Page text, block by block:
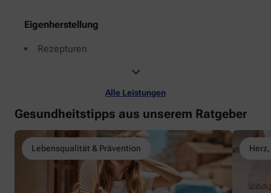
Eigenherstellung
Rezepturen
Alle Leistungen
Gesundheitstipps aus unserem Ratgeber
Lebensqualität & Prävention